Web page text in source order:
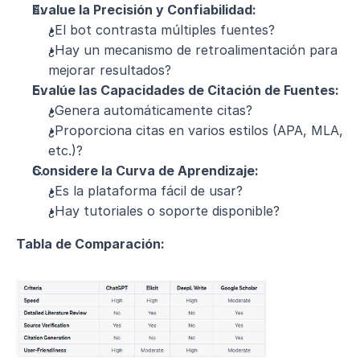
Evalue la Precisión y Confiabilidad:
¿El bot contrasta múltiples fuentes?
¿Hay un mecanismo de retroalimentación para
mejorar resultados?
Evalúe las Capacidades de Citación de Fuentes:
¿Genera automáticamente citas?
¿Proporciona citas en varios estilos (APA, MLA,
etc.)?
Considere la Curva de Aprendizaje:
¿Es la plataforma fácil de usar?
¿Hay tutoriales o soporte disponible?
Tabla de Comparación: